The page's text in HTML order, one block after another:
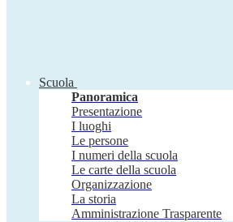
Scuola
Panoramica
Presentazione
I luoghi
Le persone
I numeri della scuola
Le carte della scuola
Organizzazione
La storia
Amministrazione Trasparente